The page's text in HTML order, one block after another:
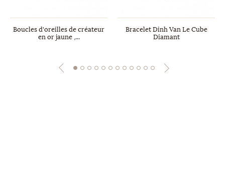
Boucles d'oreilles de créateur
en or jaune ,...
Bracelet Dinh Van Le Cube
Diamant